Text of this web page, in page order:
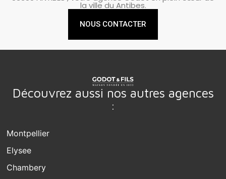
la ville du Antibes.
NOUS CONTACTER
Découvrez aussi nos autres agences
:
Montpellier
Elysee
Chambery